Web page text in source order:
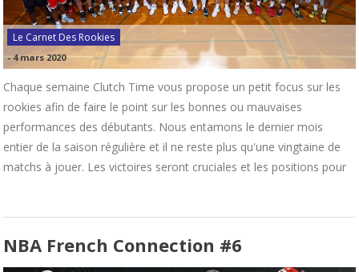
Le Carnet Des Rookies
-4 mars 2020
Chaque semaine Clutch Time vous propose un petit focus sur les
rookies afin de faire le point sur les bonnes ou mauvaises
performances des débutants. Nous entamons le dernier mois
entier de la saison régulière et il ne reste plus qu'une vingtaine de
matchs à jouer. Les victoires seront cruciales et les positions pour
NBA French Connection #6